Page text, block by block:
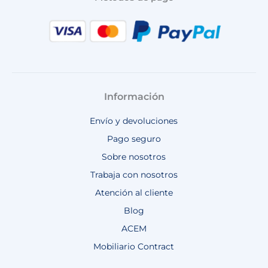
Información
Envío y devoluciones
Pago seguro
Sobre nosotros
Trabaja con nosotros
Atención al cliente
Blog
ACEM
Mobiliario Contract